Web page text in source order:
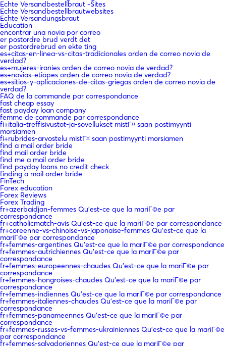
Echte Versandbestellbraut -Sites
Echte Versandbestellbrautwebsites
Echte Versandungsbraut
Education
encontrar una novia por correo
er postordre brud verdt det
er postordrebrud en ekte ting
es+citas-en-linea-vs-citas-tradicionales orden de correo novia de
verdad?
es+mujeres-iranies orden de correo novia de verdad?
es+novias-etiopes orden de correo novia de verdad?
es+sitios-y-aplicaciones-de-citas-griegas orden de correo novia de
verdad?
FAQ de la commande par correspondance
fast cheap essay
fast payday loan company
femme de commande par correspondance
fi+italia-treffisivustot-ja-sovellukset mistГ¤ saan postimyynti
morsiamen
fi+rubrides-arvostelu mistГ¤ saan postimyynti morsiamen
find a mail order bride
find mail order bride
find me a mail order bride
find payday loans no credit check
finding a mail order bride
FinTech
Forex education
Forex Reviews
Forex Trading
fr+azerbaidjan-femmes Qu'est-ce que la mariГ©e par
correspondance
fr+catholicmatch-avis Qu'est-ce que la mariГ©e par correspondance
fr+coreenne-vs-chinoise-vs-japonaise-femmes Qu'est-ce que la
mariГ©e par correspondance
fr+femmes-argentines Qu'est-ce que la mariГ©e par correspondance
fr+femmes-autrichiennes Qu'est-ce que la mariГ©e par
correspondance
fr+femmes-europeennes-chaudes Qu'est-ce que la mariГ©e par
correspondance
fr+femmes-hongroises-chaudes Qu'est-ce que la mariГ©e par
correspondance
fr+femmes-indiennes Qu'est-ce que la mariГ©e par correspondance
fr+femmes-italiennes-chaudes Qu'est-ce que la mariГ©e par
correspondance
fr+femmes-panameennes Qu'est-ce que la mariГ©e par
correspondance
fr+femmes-russes-vs-femmes-ukrainiennes Qu'est-ce que la mariГ©e
par correspondance
fr+femmes-salvadoriennes Qu'est-ce que la mariГ©e par